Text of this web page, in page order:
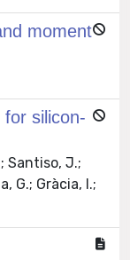
moment
silicon-
Santiso, J.;
G.; Gràcia, I.;